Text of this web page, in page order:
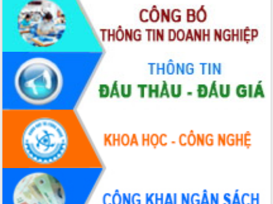
Đoàn thanh tra EC
Chủ tịch UBND tỉnh Tạ Anh Tuấn thăm,
chúc mừng các bệnh viện nhân Ngày
Thầy thuốc Việt Nam
Rộn ràng lễ hội truyền thống Sông
nước Đà Nông lần thứ I năm 2026
Kỳ họp Chuyên đề lần thứ Năm, HĐND
tỉnh Đắk Lắk thông qua các nghị quyết
quan trọng
Thống nhất danh sách giới thiệu ứng
cử đại biểu Quốc hội khoá XVI và đại
biểu HĐND tỉnh Đắk Lắk, nhiệm kỳ
2026-2031
Phát động hai phong trào thi đua quan
trọng trong kỷ nguyên mới